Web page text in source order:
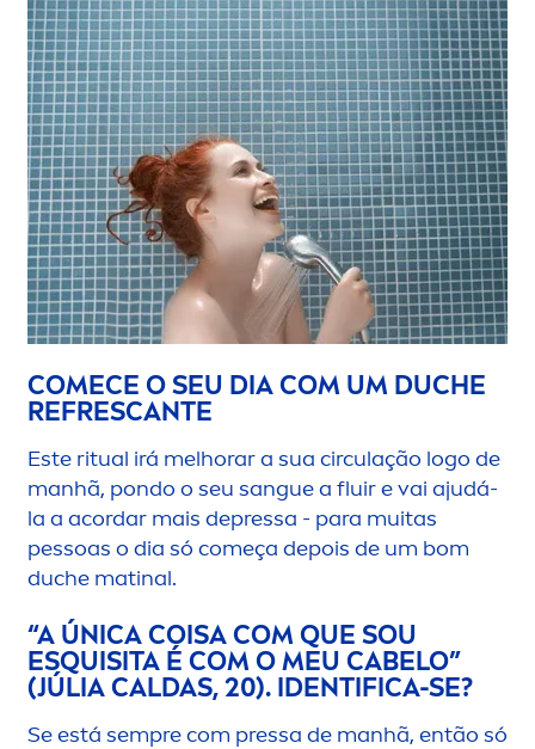
COMECE O SEU DIA COM UM DUCHE
REFRESCANTE
Este ritual irá melhorar a sua circulação logo de
manhã, pondo o seu sangue a fluir e vai ajudá-
la a acordar mais depressa - para muitas
pessoas o dia só começa depois de um bom
duche matinal.
“A ÚNICA COISA COM QUE SOU
ESQUISITA É COM O MEU CABELO”
(JÚLIA CALDAS, 20). IDENTIFICA-SE?
Se está sempre com pressa de manhã, então só